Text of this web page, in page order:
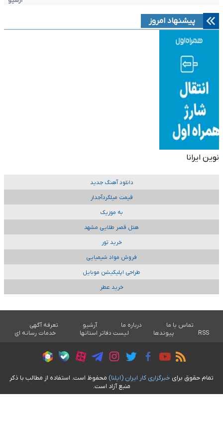
پیشنهاد امروز
نوین ایرانا
دانلود آهنگ جدید
قیمت میلگردآجدار
به موزیک
هتل قصر طلایی مشهد
خرید تور
فروش مواد شیمیایی
طراحی اپلیکیشن موبایل
خرید عطر
تماس با ما درباره ما آرشیو
تعرفه آگهی
RSS
پیوندها لیست دفاتر استانها خدمات رسانه ای
تمام حقوق برای خبرگزاری کار ايران (ايلنا) محفوظ است. استفاده از مطالب با ذکر
منبع آزاد است.